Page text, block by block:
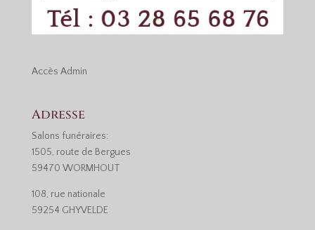
Accès Admin
Adresse
Salons funéraires:
1505, route de Bergues
59470 WORMHOUT
108, rue nationale
59254 GHYVELDE